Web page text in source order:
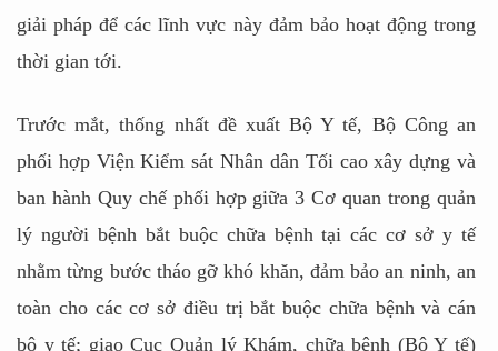
giải pháp để các lĩnh vực này đảm bảo hoạt động trong
thời gian tới.
Trước mắt, thống nhất đề xuất Bộ Y tế, Bộ Công an
phối hợp Viện Kiểm sát Nhân dân Tối cao xây dựng và
ban hành Quy chế phối hợp giữa 3 Cơ quan trong quản
lý người bệnh bắt buộc chữa bệnh tại các cơ sở y tế
nhằm từng bước tháo gỡ khó khăn, đảm bảo an ninh, an
toàn cho các cơ sở điều trị bắt buộc chữa bệnh và cán
bộ y tế; giao Cục Quản lý Khám, chữa bệnh (Bộ Y tế)